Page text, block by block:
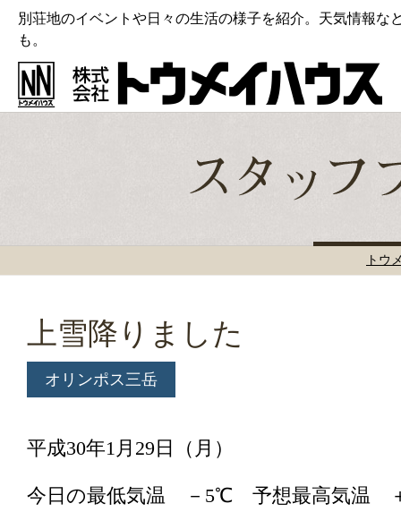
別荘地のイベントや日々の生活の様子を紹介。天気情報な
も。
トウ
上雪降りました
オリンポス三岳
平成30年1月29日（月）
今日の最低気温 －5℃ 予想最高気